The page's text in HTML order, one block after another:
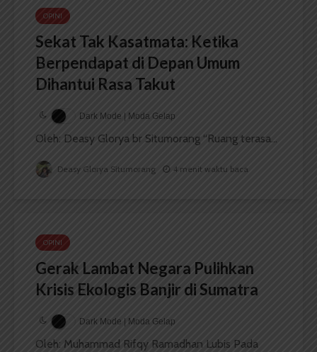
OPINI
Sekat Tak Kasatmata: Ketika
Berpendapat di Depan Umum
Dihantui Rasa Takut
Dark Mode | Moda Gelap
Oleh: Deasy Glorya br Situmorang “Ruang terasa...
Deasy Glorya Situmorang 4 menit waktu baca
OPINI
Gerak Lambat Negara Pulihkan
Krisis Ekologis Banjir di Sumatra
Dark Mode | Moda Gelap
Oleh: Muhammad Rifqy Ramadhan Lubis Pada